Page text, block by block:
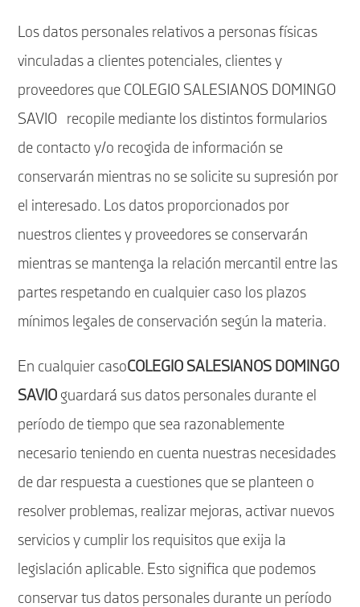
Los datos personales relativos a personas físicas
vinculadas a clientes potenciales, clientes y
proveedores que COLEGIO SALESIANOS DOMINGO
SAVIO recopile mediante los distintos formularios
de contacto y/o recogida de información se
conservarán mientras no se solicite su supresión por
el interesado. Los datos proporcionados por
nuestros clientes y proveedores se conservarán
mientras se mantenga la relación mercantil entre las
partes respetando en cualquier caso los plazos
mínimos legales de conservación según la materia.
En cualquier casoCOLEGIO SALESIANOS DOMINGO
SAVIO guardará sus datos personales durante el
período de tiempo que sea razonablemente
necesario teniendo en cuenta nuestras necesidades
de dar respuesta a cuestiones que se planteen o
resolver problemas, realizar mejoras, activar nuevos
servicios y cumplir los requisitos que exija la
legislación aplicable. Esto significa que podemos
conservar tus datos personales durante un período